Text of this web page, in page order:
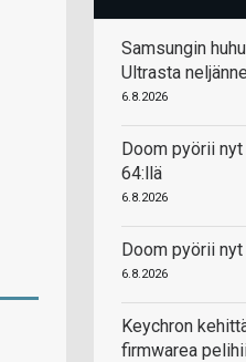
Samsungin
Ultrasta
6.8.2026
Doom pyörii
64:llä
6.8.2026
Doom pyörii
6.8.2026
Keychron
firmwarea